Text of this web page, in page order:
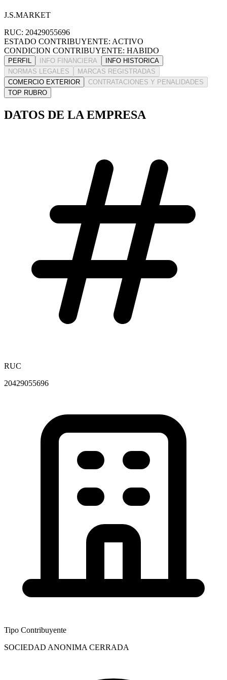
J.S.MARKET
RUC: 20429055696
ESTADO CONTRIBUYENTE: ACTIVO
CONDICION CONTRIBUYENTE: HABIDO
PERFIL INFO FINANCIERA
INFO HISTORICA
NORMAS LEGALES
MARCAS REGISTRADAS
COMERCIO EXTERIOR
CONTRATACIONES Y PENALIDADES
TOP RUBRO
DATOS DE LA EMPRESA
RUC
20429055696
Tipo Contribuyente
SOCIEDAD ANONIMA CERRADA